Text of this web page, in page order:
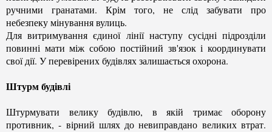
ручними гранатами. Крім того, не слід забувати про
небезпеку мінування вулиць.
Для витримування єдиної лінії наступу сусідні підрозділи
повинні мати між собою постійний зв'язок і координувати
свої дії. У перевірених будівлях залишається охорона.
Штурм будівлі
Штурмувати велику будівлю, в якій тримає оборону
противник, - вірний шлях до невиправдано великих втрат.